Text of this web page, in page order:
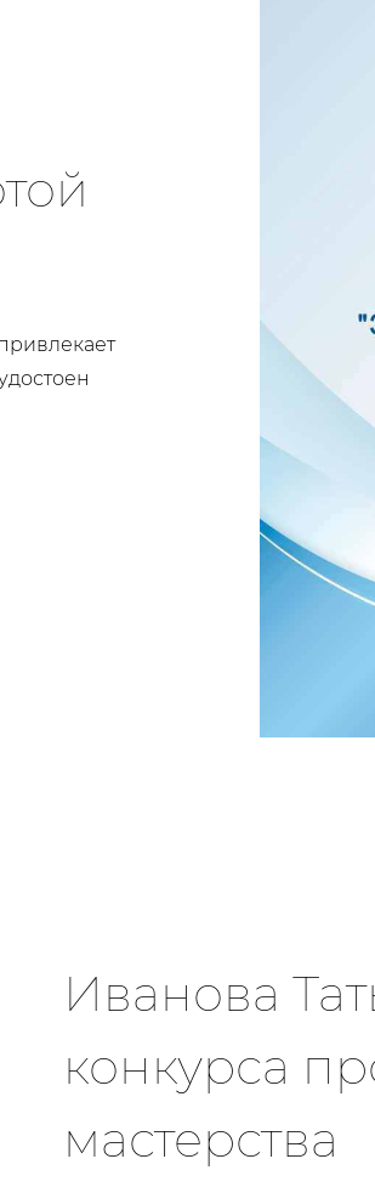
Иванова
конкурса
мастерства